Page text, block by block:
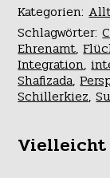
Kategorien:
Schlagwörter:
Ehrenamt,
Integration,
Shafizada,
Schillerkiez,
Vielleicht